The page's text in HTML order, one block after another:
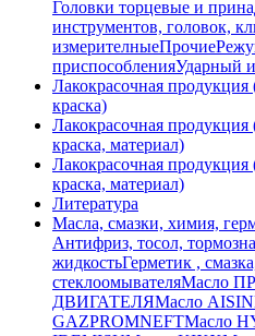
Головки торцевые и
инструментов, головок,
измерителныеПрочие
приспособленияУдарный
Лакокрасочная продукция
краска)
Лакокрасочная продукция
краска, материал)
Лакокрасочная продукция
краска, материал)
Литература
Масла, смазки, химия,
Антифриз, тосол,
жидкостьГерметик ,
стеклоомывателяМасло
ДВИГАТЕЛЯМасло AISIN
GAZPROMNEFTМасло